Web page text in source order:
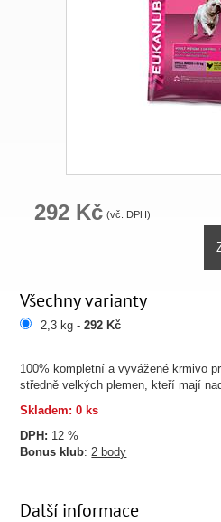
100% kompletní a vyvážené krmivo
středně velkých plemen, kteří mají
Skladem: 0 ks
DPH: 12 %
Bonus klub:2 body
292 Kč (vč. DPH)
Všechny varianty
2,3 kg -292 Kč
Další informace